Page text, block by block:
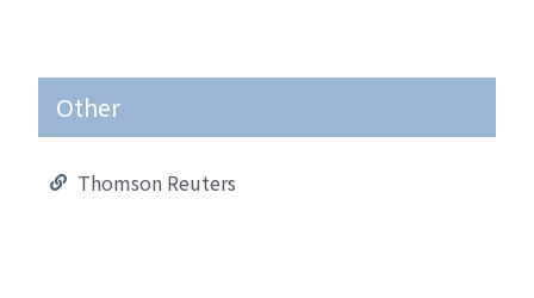
Other
Thomson Reuters